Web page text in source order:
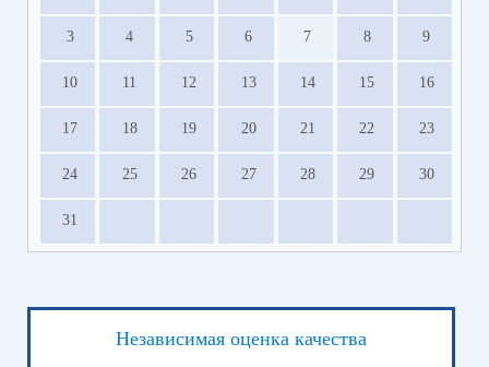
3 4 5 6 7 8 9
10 11 12 13 14 15 16
17 18 19 20 21 22 23
24 25 26 27 28 29 30
31
Независимая оценка качества